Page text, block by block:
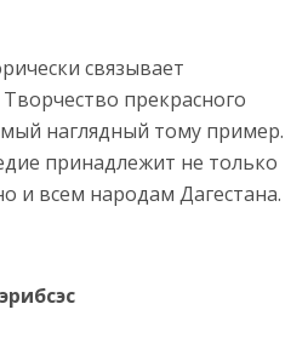
связывает
прекрасного
наглядный тому пример.
принадлежит не только
и всем народам Дагестана.